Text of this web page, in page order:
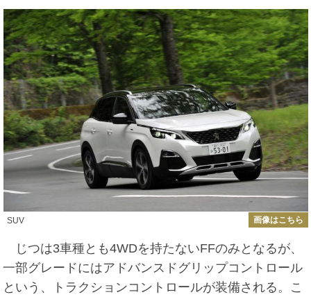
SUV 画像はこちら
じつは3車種とも4WDを持たないFFのみとなるが、
一部グレードにはアドバンスドグリップコントロール
という、トラクションコントロールが装備される。こ